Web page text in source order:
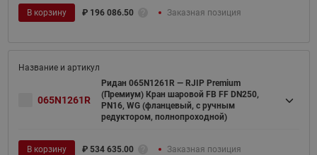
В корзину ₽ 196 086.50 Заказная позиция
065N1261R
Ридан 065N1261R — RJIP Premium
(Премиум) Кран шаровой FB FF DN250,
PN16, WG (фланцевый, с ручным
редуктором, полнопроходной)
В корзину ₽ 534 635.00 Заказная позиция